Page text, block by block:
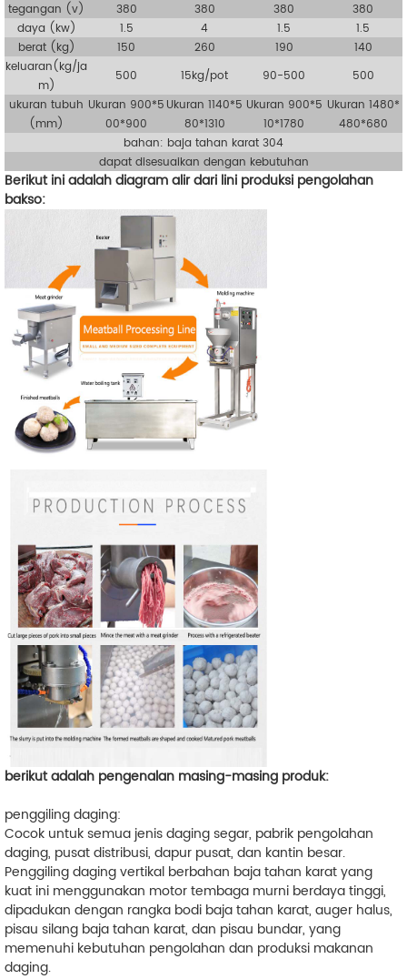
tegangan (v)
380 380 380
380
daya (kw)
1.5 4 1.5
1.5
berat (kg)
150 260 190
140
keluaran(kg/ja
m)
500 15kg/pot 90-500
500
ukuran tubuh
(mm)
Ukuran 900*5
00*900
Ukuran 1140*5
80*1310
Ukuran 900*5
10*1780
Ukuran 1480*
480*680
bahan: baja tahan karat 304
dapat disesuaikan dengan kebutuhan
Berikut ini adalah diagram alir dari lini produksi pengolahan
bakso:
berikut adalah pengenalan masing-masing produk:
penggiling daging:
Cocok untuk semua jenis daging segar, pabrik pengolahan
daging, pusat distribusi, dapur pusat, dan kantin besar.
Penggiling daging vertikal berbahan baja tahan karat yang
kuat ini menggunakan motor tembaga murni berdaya tinggi,
dipadukan dengan rangka bodi baja tahan karat, auger halus,
pisau silang baja tahan karat, dan pisau bundar, yang
memenuhi kebutuhan pengolahan dan produksi makanan
daging.